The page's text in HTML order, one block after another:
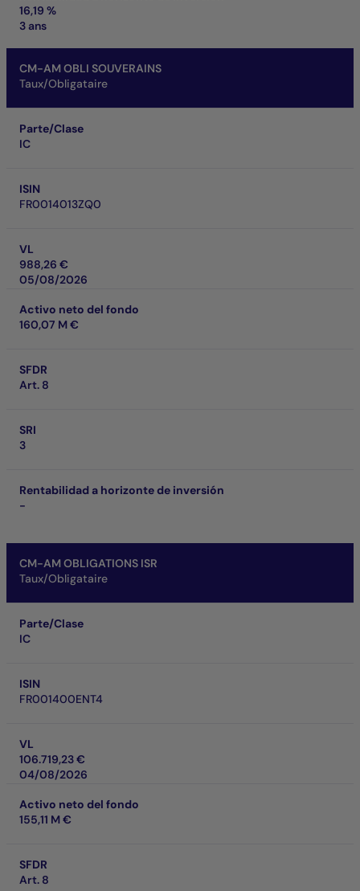
16,19 %
3 ans
CM-AM OBLI SOUVERAINS
Taux/Obligataire
Parte/Clase
IC
ISIN
FR0014013ZQ0
VL
988,26 €
05/08/2026
Activo neto del fondo
160,07 M €
SFDR
Art. 8
SRI
3
Rentabilidad a horizonte de inversión
-
CM-AM OBLIGATIONS ISR
Taux/Obligataire
Parte/Clase
IC
ISIN
FR001400ENT4
VL
106.719,23 €
04/08/2026
Activo neto del fondo
155,11 M €
SFDR
Art. 8